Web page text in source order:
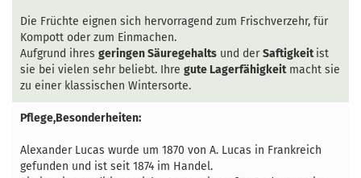
Die Früchte eignen sich hervorragend zum Frischverzehr, für
Kompott oder zum Einmachen.
Aufgrund ihres geringen Säuregehalts und derSaftigkeitist
sie bei vielen sehr beliebt. Ihre gute Lagerfähigkeitmacht sie
zu einer klassischen Wintersorte.
Pflege,Besonderheiten:
Alexander Lucas wurde um 1870 von A. Lucas in Frankreich
gefunden und ist seit 1874 im Handel.